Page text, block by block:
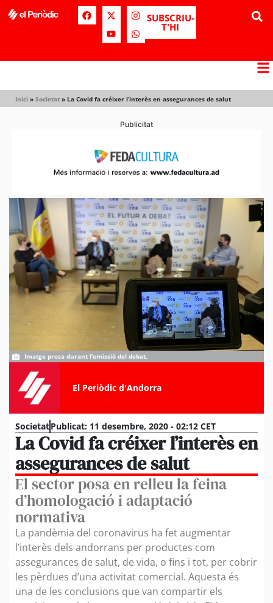
SUBSCRIU-
T'HI
Inici » Societat » La Covid fa créixer l’interès en assegurances de salut
Publicitat
Imatge presa durant l’emissió del debat.
El Periòdic d'Andorra
SocietatPublicat: 11 desembre, 2020 - 02:12 CET
La Covid fa créixer l’interès en
assegurances de salut
El sector posa en relleu la feina
d’homologació i adaptació
normativa
La pandèmia del coronavirus ha fet augmentar
l’interès dels andorrans per productes com
assegurances de salut, de vida, o fins i tot, per cobrir
les pèrdues d’una activitat comercial. Aquesta és
una de les conclusions que van compartir els